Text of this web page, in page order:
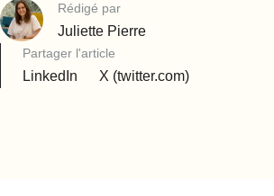
Rédigé par
Juliette Pierre
Partager l'article
LinkedIn X (twitter.com)